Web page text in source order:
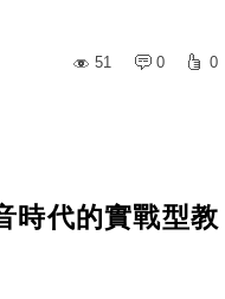
51
0 0
時代的實戰型教